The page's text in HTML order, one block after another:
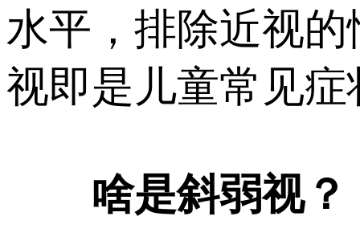
水平，排除近视
视即是儿童常见
啥是斜弱视？